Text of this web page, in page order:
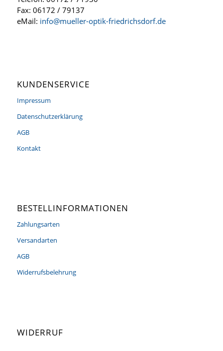
Fax: 06172 / 79137
eMail: info@mueller-optik-friedrichsdorf.de
KUNDENSERVICE
Impressum
Datenschutzerklärung
AGB
Kontakt
BESTELLINFORMATIONEN
Zahlungsarten
Versandarten
AGB
Widerrufsbelehrung
WIDERRUF